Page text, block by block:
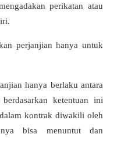
perikatan atau
perjanjian hanya untuk
hanya berlaku antara
ketentuan ini
kontrak diwakili oleh
bisa menuntut dan